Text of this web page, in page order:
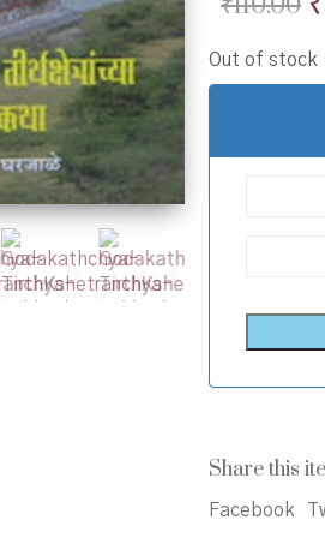
Out of stock
Share this
Facebook